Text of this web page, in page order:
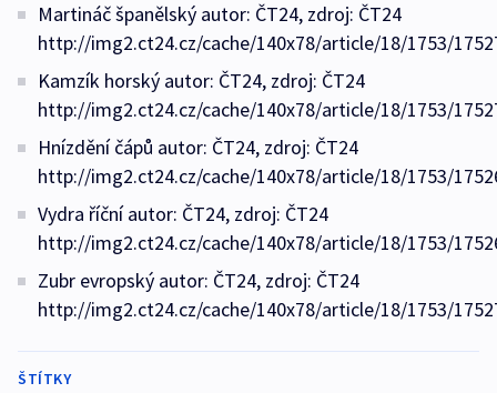
Martináč španělský autor: ČT24, zdroj: ČT24
http://img2.ct24.cz/cache/140x78/article/18/1753/
Kamzík horský autor: ČT24, zdroj: ČT24
http://img2.ct24.cz/cache/140x78/article/18/1753/
Hnízdění čápů autor: ČT24, zdroj: ČT24
http://img2.ct24.cz/cache/140x78/article/18/1753/
Vydra říční autor: ČT24, zdroj: ČT24
http://img2.ct24.cz/cache/140x78/article/18/1753/
Zubr evropský autor: ČT24, zdroj: ČT24
http://img2.ct24.cz/cache/140x78/article/18/1753/
ŠTÍTKY